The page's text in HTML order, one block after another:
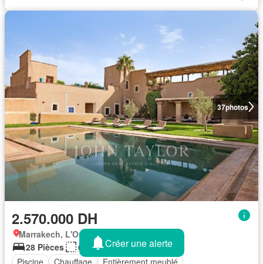
37photos
2.570.000 DH
Marrakech, L'Oriental
28 Pièces
6.200 m²
Piscine
Chauffage Entièrement meublé
Créer une alerte